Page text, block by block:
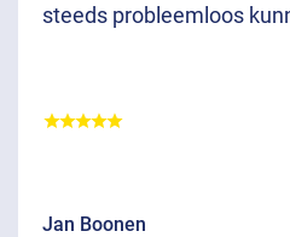
steeds probleemloos
Jan Boonen